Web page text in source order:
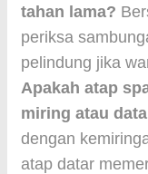
tahan lama?
periksa
pelindung jika
Apakah atap
miring atau
dengan
atap datar